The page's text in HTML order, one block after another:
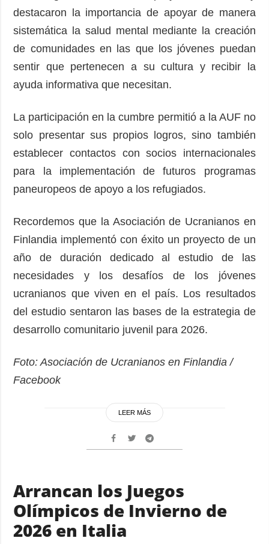
destacaron la importancia de apoyar de manera
sistemática la salud mental mediante la creación
de comunidades en las que los jóvenes puedan
sentir que pertenecen a su cultura y recibir la
ayuda informativa que necesitan.
La participación en la cumbre permitió a la AUF no
solo presentar sus propios logros, sino también
establecer contactos con socios internacionales
para la implementación de futuros programas
paneuropeos de apoyo a los refugiados.
Recordemos que la Asociación de Ucranianos en
Finlandia implementó con éxito un proyecto de un
año de duración dedicado al estudio de las
necesidades y los desafíos de los jóvenes
ucranianos que viven en el país. Los resultados
del estudio sentaron las bases de la estrategia de
desarrollo comunitario juvenil para 2026.
Foto: Asociación de Ucranianos en Finlandia /
Facebook
LEER MÁS
Arrancan los Juegos
Olímpicos de Invierno de
2026 en Italia